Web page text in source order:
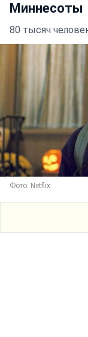
Миннесоты
80 тысяч
Фото: Netflix